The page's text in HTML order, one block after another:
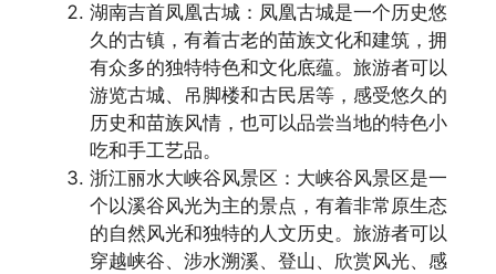
湖南吉首凤凰古城：凤凰古城是一个历史悠
久的古镇，有着古老的苗族文化和建筑，拥
有众多的独特特色和文化底蕴。旅游者可以
游览古城、吊脚楼和古民居等，感受悠久的
历史和苗族风情，也可以品尝当地的特色小
吃和手工艺品。
浙江丽水大峡谷风景区：大峡谷风景区是一
个以溪谷风光为主的景点，有着非常原生态
的自然风光和独特的人文历史。旅游者可以
穿越峡谷、涉水溯溪、登山、欣赏风光、感